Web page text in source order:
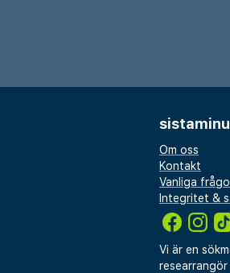
Om oss
Kontakt
Vanliga
Integritet &
Vi är en